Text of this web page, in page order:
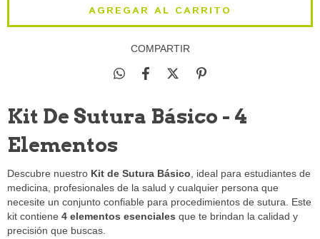
COMPARTIR
Kit De Sutura Básico - 4
Elementos
Descubre nuestro Kit de Sutura Básico , ideal para estudiantes de
medicina, profesionales de la salud y cualquier persona que
necesite un conjunto confiable para procedimientos de sutura. Este
kit contiene 4 elementos esenciales que te brindan la calidad y
precisión que buscas.